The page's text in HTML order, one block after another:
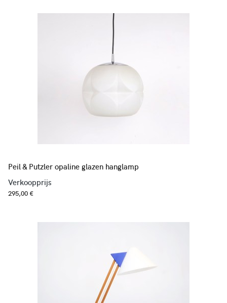
Peil & Putzler opaline glazen hanglamp
Verkoopprijs
295,00 €